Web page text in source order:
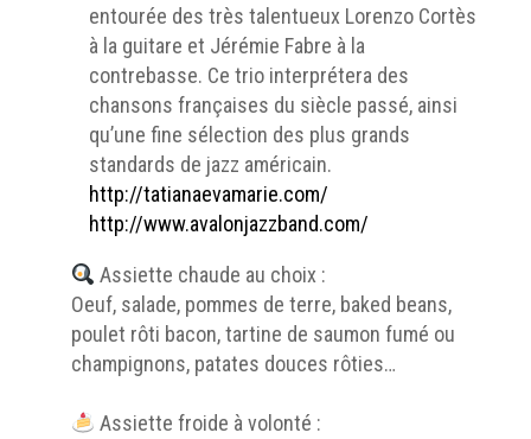
entourée des très talentueux Lorenzo Cortès
à la guitare et Jérémie Fabre à la
contrebasse. Ce trio interprétera des
chansons françaises du siècle passé, ainsi
qu’une fine sélection des plus grands
standards de jazz américain.
http://tatianaevamarie.com/
http://www.avalonjazzband.com/
Assiette chaude au choix :
Oeuf, salade, pommes de terre, baked beans,
poulet rôti bacon, tartine de saumon fumé ou
champignons, patates douces rôties…
Assiette froide à volonté :